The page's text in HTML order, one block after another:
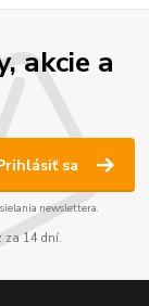
akcie a
sa
newslettera.
za 14 dní.